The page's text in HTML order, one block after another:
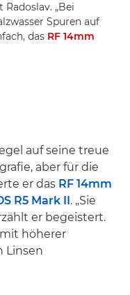
„Bei
Spuren auf
das RF 14mm
auf seine treue
aber für die
er das RF 14mm
R5 Mark II . „Sie
er begeistert.
höherer
Linsen